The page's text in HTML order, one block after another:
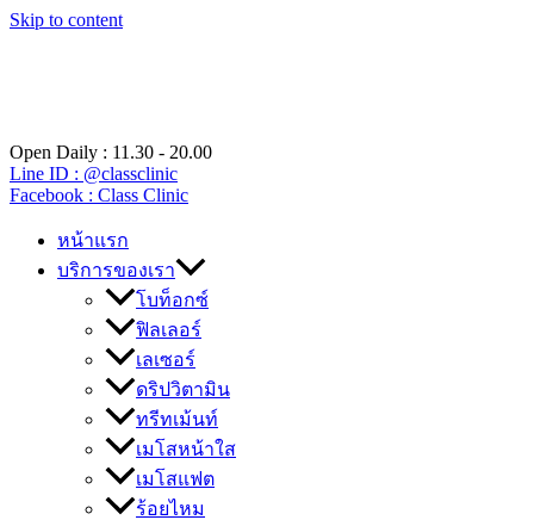
Skip to content
Open Daily : 11.30 - 20.00
Line ID : @classclinic​
Facebook : Class Clinic
หน้าแรก
บริการของเรา
โบท็อกซ์
ฟิลเลอร์
เลเซอร์
ดริปวิตามิน
ทรีทเม้นท์
เมโสหน้าใส
เมโสแฟต
ร้อยไหม